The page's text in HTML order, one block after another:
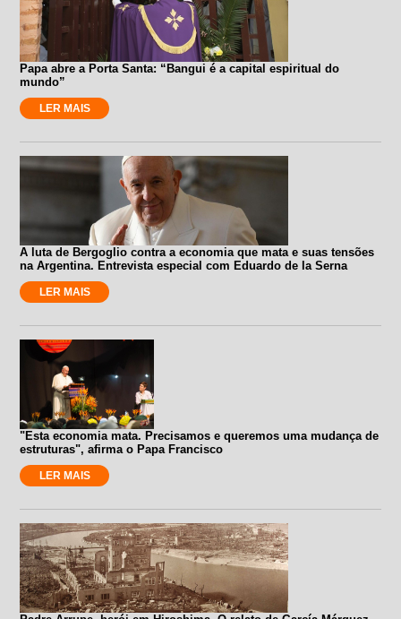
Papa abre a Porta Santa: “Bangui é a capital espiritual do
mundo”
LER MAIS
A luta de Bergoglio contra a economia que mata e suas tensões
na Argentina. Entrevista especial com Eduardo de la Serna
LER MAIS
"Esta economia mata. Precisamos e queremos uma mudança de
estruturas", afirma o Papa Francisco
LER MAIS